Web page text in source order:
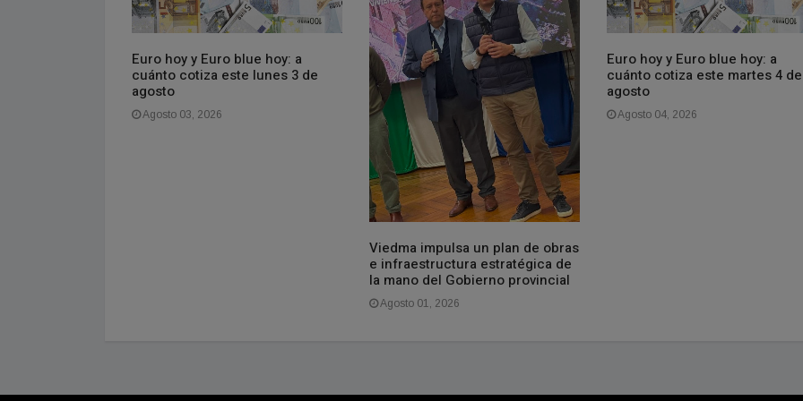
Euro hoy y Euro blue hoy: a
cuánto cotiza este lunes 3 de
agosto
Agosto 03, 2026
Viedma impulsa un plan de obras
e infraestructura estratégica de
la mano del Gobierno provincial
Agosto 01, 2026
Euro hoy y Euro blue hoy: a
cuánto cotiza este martes 4 de
agosto
Agosto 04, 2026